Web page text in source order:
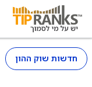
חדשות שוק ההון